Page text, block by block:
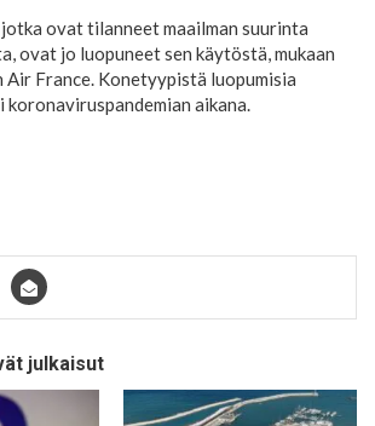
ovat tilanneet maailman suurinta
ovat jo luopuneet sen käytöstä, mukaan
Air France. Konetyypistä luopumisia
aikana.
julkaisut